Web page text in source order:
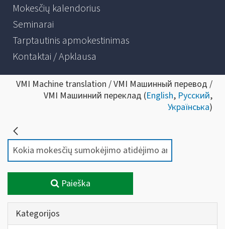
Mokesčių kalendorius
Seminarai
Tarptautinis apmokestinimas
Kontaktai / Apklausa
VMI Machine translation / VMI Машинный перевод /
VMI Машинний переклад (English, Русский,
Українська)
Paieška
Kategorijos